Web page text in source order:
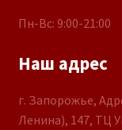
Пн-Вс: 9:00-21:00
Наш адрес
г. Запорожье,
Ленина), 147, ТЦ